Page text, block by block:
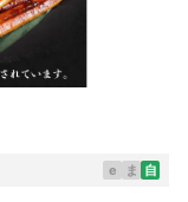
e ま 自